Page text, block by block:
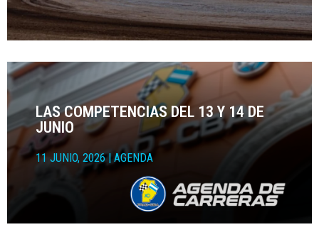
LAS COMPETENCIAS DEL 13 Y 14 DE
JUNIO
11 JUNIO, 2026 AGENDA